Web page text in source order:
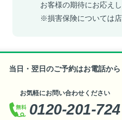
お客様の期待にお応え
※損害保険については
当日・翌日のご予約はお電話から
お気軽にお問い合わせください
0120-201-724